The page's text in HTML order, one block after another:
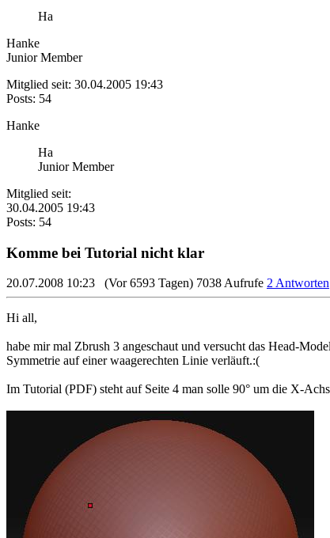
Ha
Hanke
Junior Member
Mitglied seit: 30.04.2005 19:43
Posts: 54
Hanke
Ha
Junior Member
Mitglied seit:
30.04.2005 19:43
Posts: 54
Komme bei Tutorial nicht klar
20.07.2008 10:23 (Vor 6593 Tagen) 7038 Aufrufe 2 Antworten
Hi all,
habe mir mal Zbrush 3 angeschaut und versucht das Head-
Symmetrie auf einer waagerechten Linie verläuft.:(
Im Tutorial (PDF) steht auf Seite 4 man solle 90° um die X-